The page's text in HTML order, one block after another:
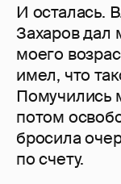
И осталась.
Захаров дал
моего
имел, что
Помучились
потом
бросила
по счету.